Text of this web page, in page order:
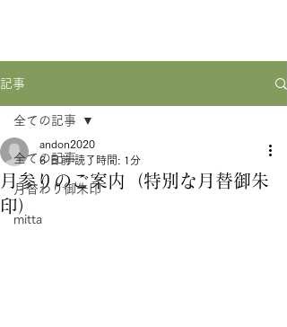
記事
全ての記事
月替わり御朱印
mitta
全ての記事
月参りのご案内（特別な月替御朱
印）
andon2020
6 日前 読了時間: 1分